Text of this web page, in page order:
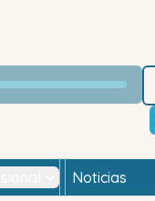
Noticias